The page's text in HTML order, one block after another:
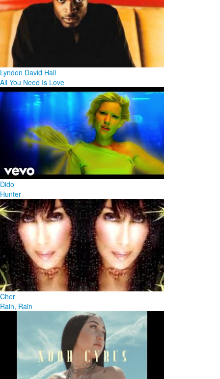
Lynden David Hall
All You Need Is Love
Dido
Hunter
Cher
Rain, Rain